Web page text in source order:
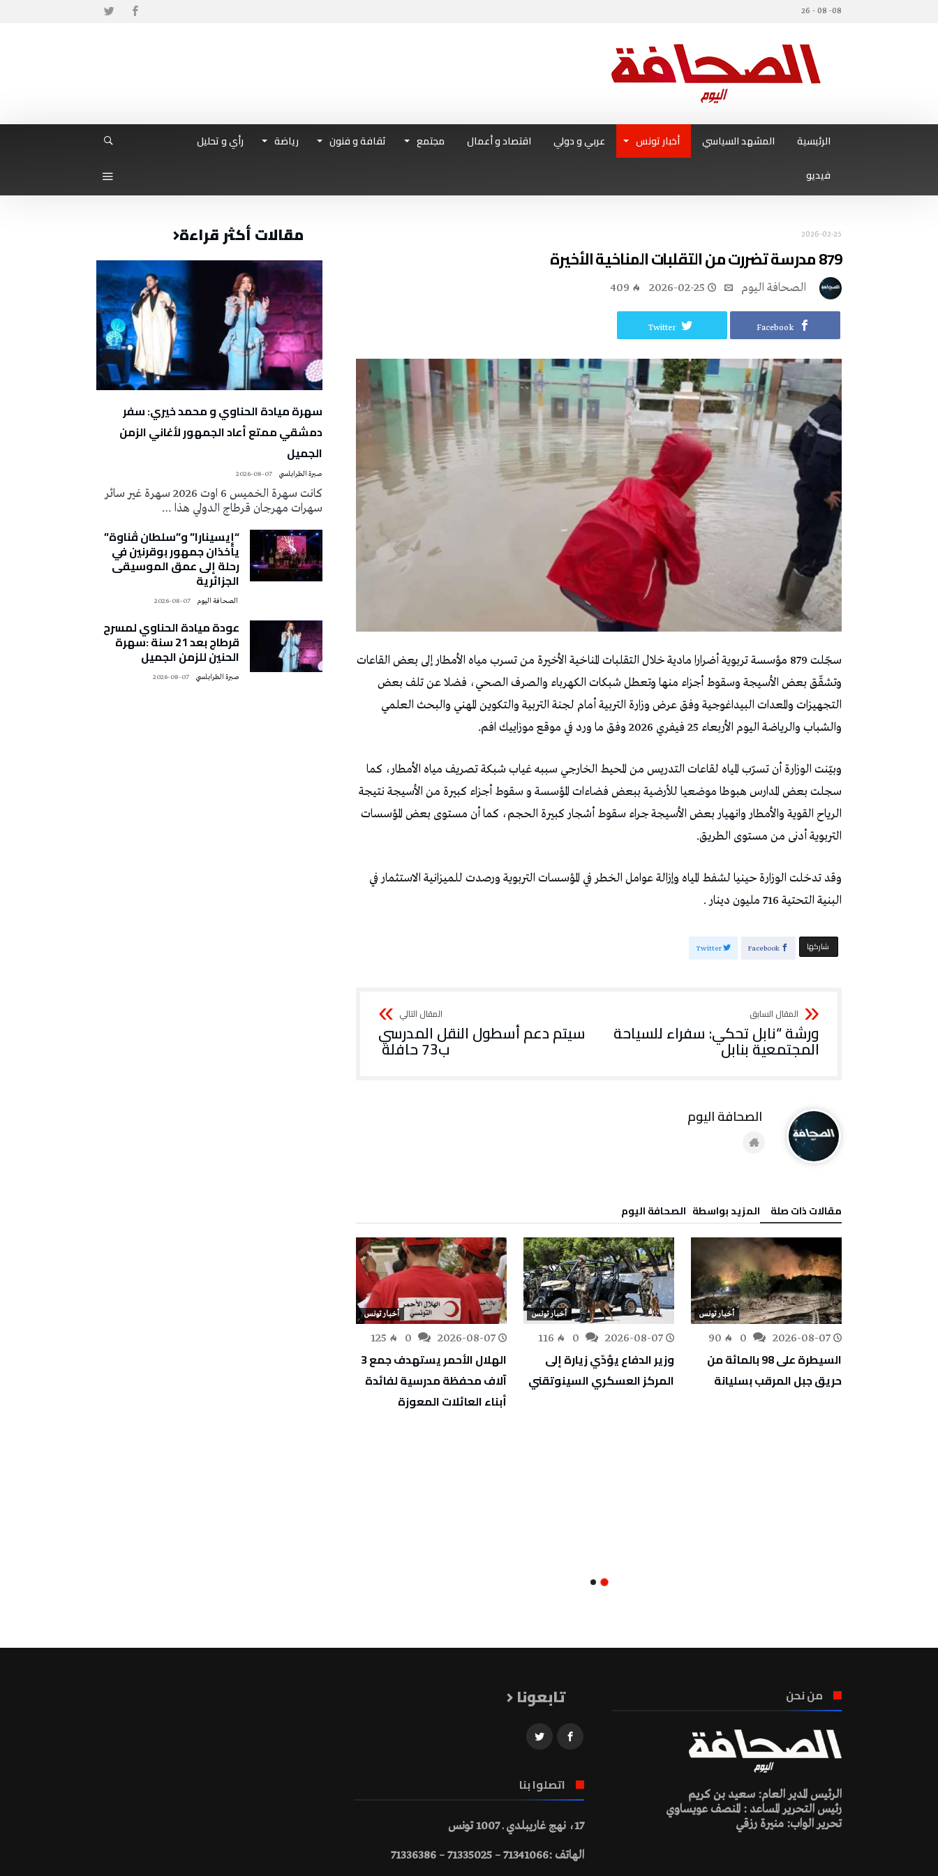
08- 08 - 26
الرئيسية المشهد السياسي أخبار تونس عربي و دولي اقتصاد و أعمال مجتمع ثقافة و فنون رياضة
رأي و تحليل
فيديو
2026-02-25
879 مدرسة تضررت من التقلبات المناخية الأخيرة
2026-02-25
409
Facebook
Twitter
سجّلت 879 مؤسسة تربوية أضرارا مادية خلال التقلبات المناخية الأخيرة من تسرب مياه الأمطار إلى بعض القاعات
وتشقّق بعض الأسيجة وسقوط أجزاء منها وتعطل شبكات الكهرباء والصرف الصحي، فضلا عن تلف بعض
التجهيزات والمعدات البيداغوجية وفق عرض وزارة التربية أمام لجنة التربية والتكوين المهني والبحث العلمي
والشباب والرياضة اليوم الأربعاء 25 فيفري 2026 وفق ما ورد في موقع موزاييك افم.
وبيّنت الوزارة أن تسرّب المياه لقاعات التدريس من المحيط الخارجي سببه غياب شبكة تصريف مياه الأمطار، كما
سجلت بعض المدارس هبوطا موضعيا للأرضية ببعض فضاءات المؤسسة و سقوط أجزاء كبيرة من الأسيجة نتيجة
الرياح القوية والأمطار وانهيار بعض الأسيجة جراء سقوط أشجار كبيرة الحجم، كما أن مستوى بعض المؤسسات
التربوية أدنى من مستوى الطريق.
وقد تدخلت الوزارة حينيا لشفط المياه وإزالة عوامل الخطر في المؤسسات التربوية ورصدت للميزانية الاستثمار في
البنية التحتية 716 مليون دينار .
‫‫ شاركها‬ Facebook
Twitter
ورشة “نابل تحكي: سفراء للسياحة
المجتمعية بنابل
سيتم دعم أسطول النقل المدرسي
ب73 حافلة
‫مقالات ذات صلة‬ ‫‫المزيد بواسطة‬ ‬ ‭ ‬الصحافة‭ ‬اليوم
أخبار تونس
2026-08-07
90
السيطرة على 98 بالمائة من
حريق جبل المرقب بسليانة
أخبار تونس
2026-08-07
116
وزير الدفاع يؤدّي زيارة إلى
المركز العسكري السينوتقني
أخبار تونس
2026-08-07
125
الهلال الأحمر يستهدف جمع 3
آلاف محفظة مدرسية لفائدة
أبناء العائلات المعوزة
مقالات أكثر قراءة
سهرة ميادة الحناوي و محمد خيري: سفر
دمشقي ممتع أعاد الجمهور لأغاني الزمن
الجميل
صبرة الطرابلسي 2026-08-07
كانت سهرة الخميس 6 اوت 2026 سهرة غير سائر
سهرات مهرجان قرطاج الدولي هذا …
“إيسينارا” و”سلطان ڤناوة”
يأخذان جمهور بوقرنين في
رحلة إلى عمق الموسيقى
الجزائرية
2026-08-07
عودة ميادة الحناوي لمسرح
قرطاج بعد 21 سنة :سهرة
الحنين للزمن الجميل
صبرة الطرابلسي 2026-08-07
من نحن
الرئيس المدير العام: سعيد بن كريم
رئيس التحرير المساعد : المنصف عويساوي
تحرير الواب: منيرة رزقي
تابعونا
اتصلوا بنا
17، نهج غاريبلدي ـ 1007 تونس
الهاتف :71341066 – 71335025 – 71336386